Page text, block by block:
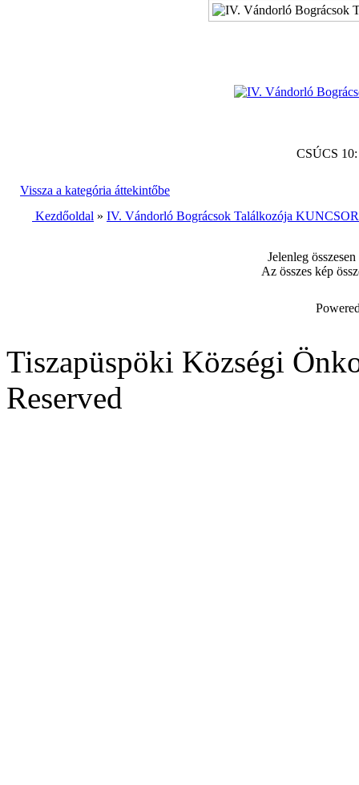
CSÚCS
Vissza a kategória áttekintőbe
Kezdőoldal » IV. Vándorló Bográcsok Találkozója
Jelenleg
Az összes kép
Tiszapüspöki Községi
Reserved